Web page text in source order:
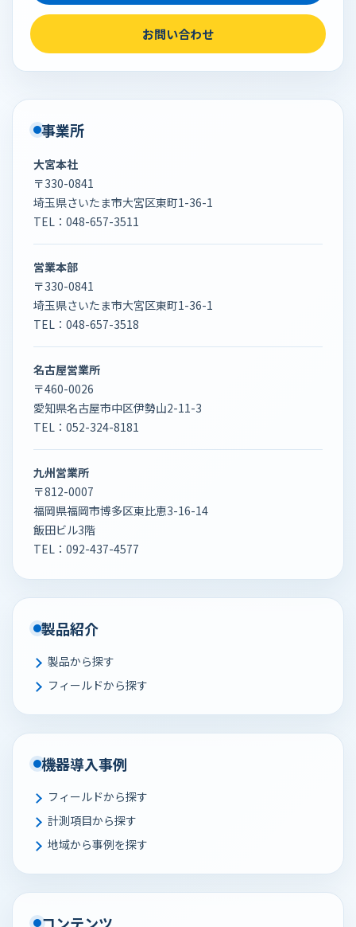
お問い合わせ
事業所
大宮本社
〒330-0841
埼玉県さいたま市大宮区東町1-36-1
TEL： 048-657-3511
営業本部
〒330-0841
埼玉県さいたま市大宮区東町1-36-1
TEL： 048-657-3518
名古屋営業所
〒460-0026
愛知県名古屋市中区伊勢山2-11-3
TEL： 052-324-8181
九州営業所
〒812-0007
福岡県福岡市博多区東比恵3-16-14
飯田ビル3階
TEL： 092-437-4577
製品紹介
製品から探す
フィールドから探す
機器導入事例
フィールドから探す
計測項目から探す
地域から事例を探す
コンテンツ